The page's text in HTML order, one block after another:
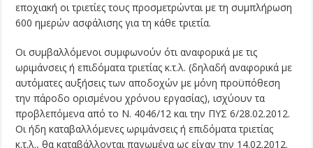
εποχιακή οι τριετίες τους προσμετρώνται με τη συμπλήρωση
600 ημερών ασφάλισης για τη κάθε τριετία.
Οι συμβαλλόμενοι συμφωνούν ότι αναφορικά με τις
ωριμάνσεις ή επιδόματα τριετίας κ.τ.λ. (δηλαδή αναφορικά με
αυτόματες αυξήσεις των αποδοχών με μόνη προϋπόθεση
την πάροδο ορισμένου χρόνου εργασίας), ισχύουν τα
προβλεπόμενα από το Ν. 4046/12 και την ΠΥΣ 6/28.02.2012.
Οι ήδη καταβαλλόμενες ωριμάνσεις ή επιδόματα τριετίας
κ.τ.λ., θα καταβάλλονται παγωμένα ως είχαν την 14.02.2012.